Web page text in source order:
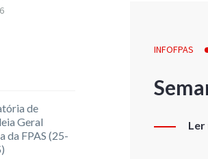
INFOFPAS
Ler
de
Geral
da FPAS (25-